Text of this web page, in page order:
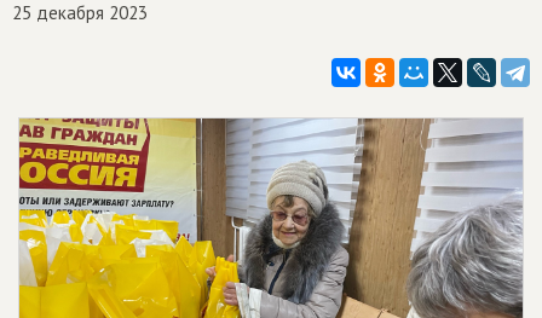
25 декабря 2023